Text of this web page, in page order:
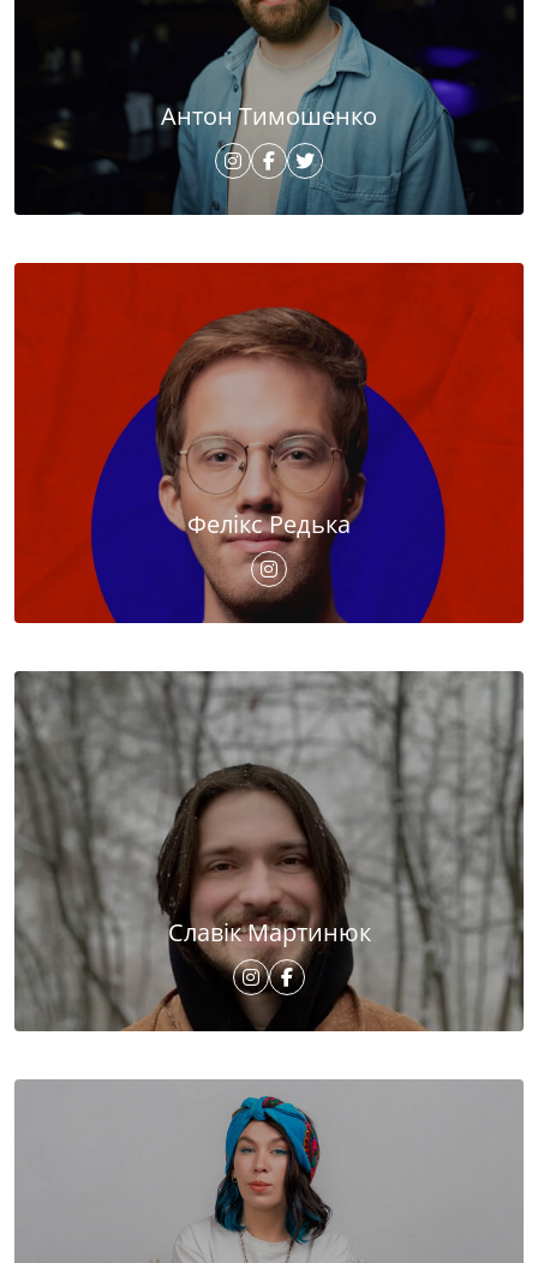
Антон Тимошенко
Фелікс Редька
Славік Мартинюк